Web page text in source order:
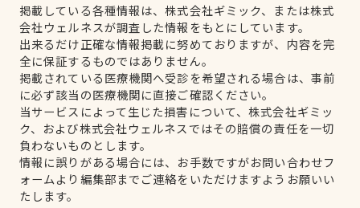
掲載している各種情報は、株式会社ギミック、または株式
会社ウェルネスが調査した情報をもとにしています。
出来るだけ正確な情報掲載に努めておりますが、内容を完
全に保証するものではありません。
掲載されている医療機関へ受診を希望される場合は、事前
に必ず該当の医療機関に直接ご確認ください。
当サービスによって生じた損害について、株式会社ギミッ
ク、および株式会社ウェルネスではその賠償の責任を一切
負わないものとします。
情報に誤りがある場合には、お手数ですがお問い合わせフ
ォームより編集部までご連絡をいただけますようお願いい
たします。